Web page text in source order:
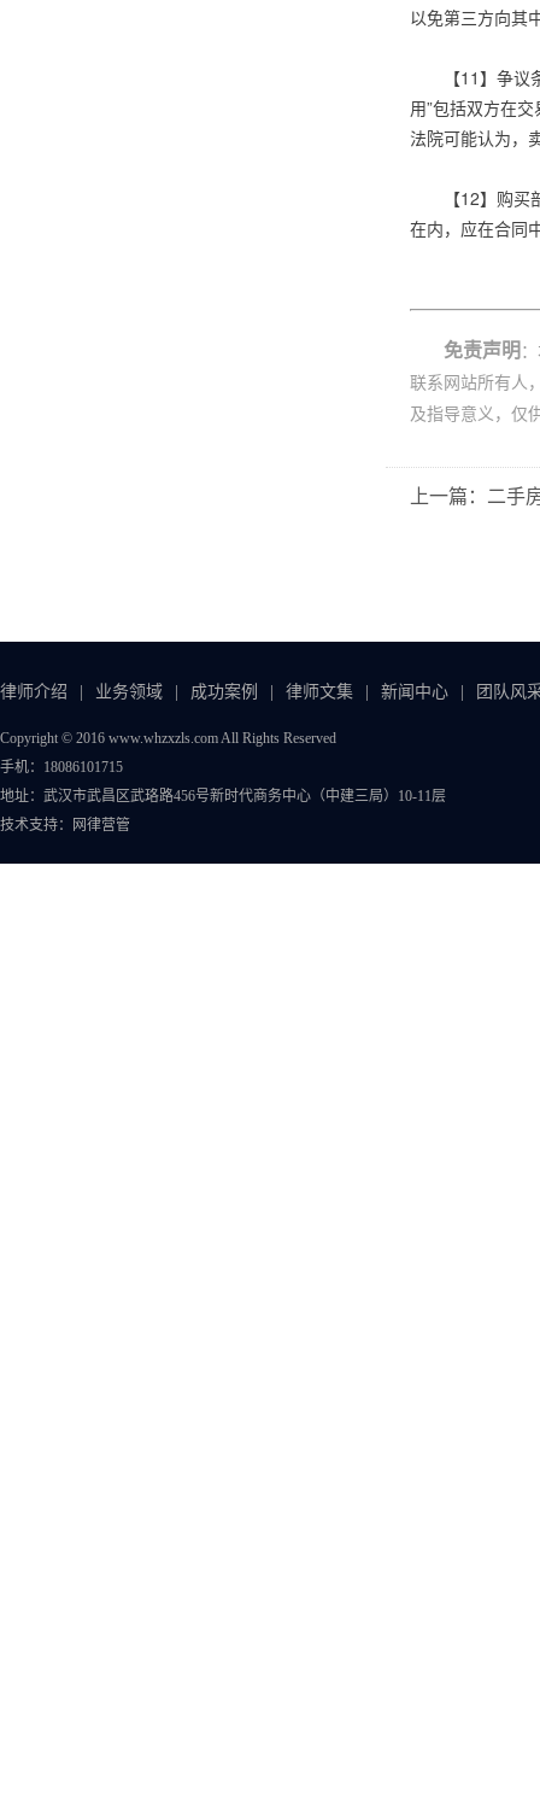
以免第三方向其
【11】争
用”包括双方在
法院可能认为，
【12】购
在内，应在合同
免责声明
联系网站所有人
及指导意义，仅
上一篇：二手
律师介绍 业务领域 成功案例 律师文集 新闻中心 团队风
Copyright © 2016 www.whzxzls.com All Rights Reserved
手机：18086101715
地址：武汉市武昌区武珞路456号新时代商务中心（中建三局）10-11层
技术支持：
网律营管